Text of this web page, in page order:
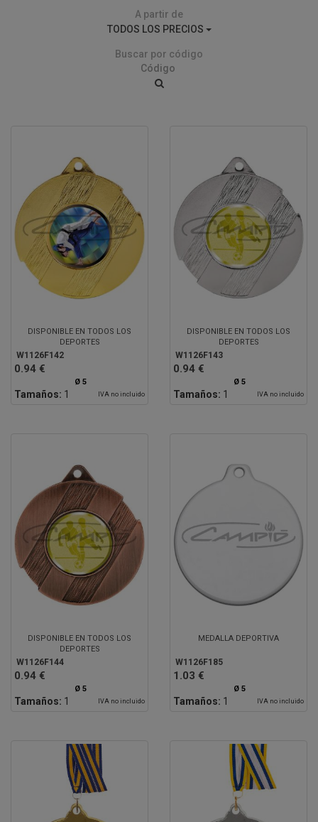
A partir de
TODOS LOS PRECIOS
Buscar por código
DISPONIBLE EN TODOS LOS
DEPORTES
W1126F142
0.94 €
Ø 5
Tamaños: 1 IVA no incluido
DISPONIBLE EN TODOS LOS
DEPORTES
W1126F143
0.94 €
Ø 5
Tamaños: 1 IVA no incluido
DISPONIBLE EN TODOS LOS
DEPORTES
W1126F144
0.94 €
Ø 5
Tamaños: 1 IVA no incluido
MEDALLA DEPORTIVA
W1126F185
1.03 €
Ø 5
Tamaños: 1 IVA no incluido